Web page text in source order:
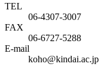
TEL
06‐4307‐3007
FAX
06‐6727‐5288
E-mail
koho@kindai.ac.jp